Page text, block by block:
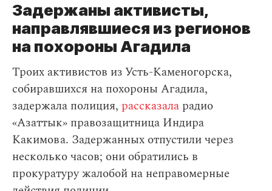
Задержаны активисты,
направлявшиеся из регионов
на похороны Агадила
Троих активистов из Усть-Каменогорска,
собиравшихся на похороны Агадила,
задержала полиция, рассказала радио
«Азаттык» правозащитница Индира
Какимова. Задержанных отпустили через
несколько часов; они обратились в
прокуратуру жалобой на неправомерные